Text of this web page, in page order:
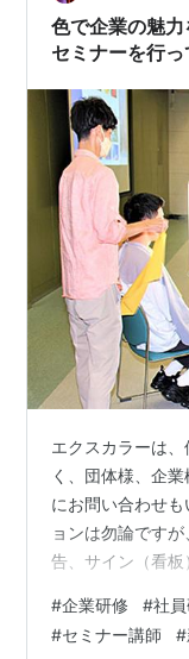
色で企業の魅
セミナーを行
エクスカラーは
く、団体様、企
にお問い合わせ
ョンは勿論です
告、サイン（看
とは様々なことに
えば、パーソナル
#企業研修 #社
#セミナー講師 #